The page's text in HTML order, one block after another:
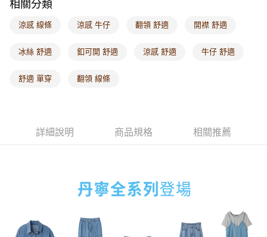
每筆NT$60，滿NT$1,000(含以上)免運費
海外配送-港/澳/新/馬/泰國專屬 查看運費
海外配送-其他亞洲地區 查看運費
相關分類
涼感 線條 涼感 牛仔 翻領 舒適 開襟 舒適
冰絲 舒適 釦可開 舒適 涼感 舒適 牛仔 舒適
舒適 單穿 翻領 線條
詳細說明 商品規格 相關推薦